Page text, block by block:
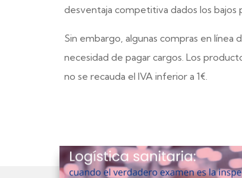
desventaja competitiva dados los bajos
Sin embargo, algunas compras en línea
necesidad de pagar cargos. Los
no se recauda el IVA inferior a 1€.